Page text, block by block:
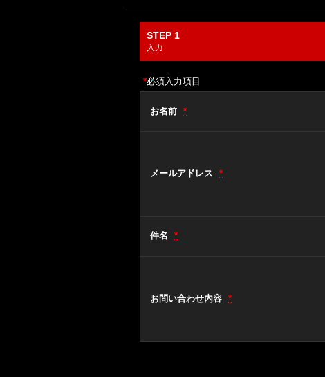
STEP 1
入力
*必須入力項目
お名前 *
メールアドレス *
件名 *
お問い合わせ内容 *